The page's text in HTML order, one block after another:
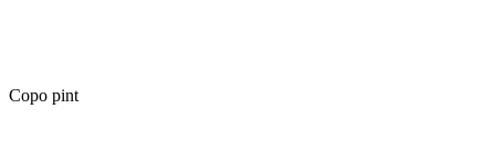
Copo pint